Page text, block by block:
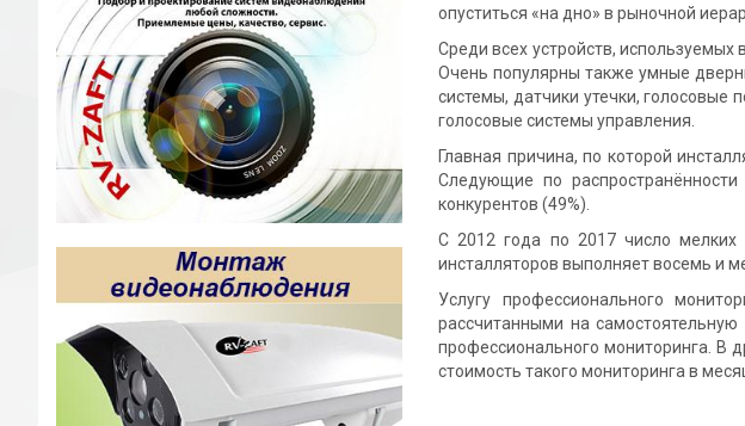
опуститься «на дно» в рыночной
Среди всех устройств,
Очень популярны также умные
системы, датчики утечки,
голосовые системы управления.
Главная причина, по которой
Следующие по
конкурентов (49%).
С 2012 года по 2017 число
инсталляторов выполняет восемь и
Услугу профессионального
рассчитанными на
профессионального мониторинга. В
стоимость такого мониторинга в